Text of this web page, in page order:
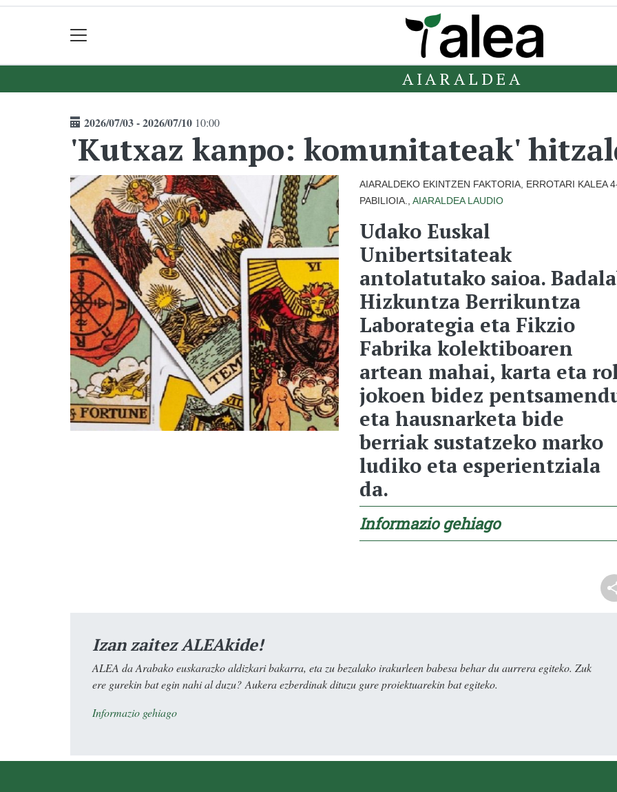
AIARALDEA
2026/07/03 - 2026/07/10 10:00
'Kutxaz kanpo: komunitateak'
AIARALDEKO EKINTZEN FAKTORIA, ERROTARI KALEA
PABILIOIA., AIARALDEA LAUDIO
Udako Euskal
Unibertsitateak
antolatutako saioa.
Hizkuntza Berrikuntza
Laborategia eta Fikzio
Fabrika kolektiboaren
artean mahai, karta eta
jokoen bidez
eta hausnarketa bide
berriak sustatzeko marko
ludiko eta esperientziala
da.
Informazio gehiago
Izan zaitez ALEAkide!
ALEA da Arabako euskarazko aldizkari bakarra, eta zu bezalako irakurleen babesa behar du aurrera egiteko. Zuk
ere gurekin bat egin nahi al duzu? Aukera ezberdinak dituzu gure proiektuarekin bat egiteko.
Informazio gehiago